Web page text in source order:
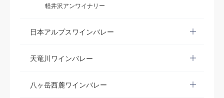
軽井沢アンワイナリー
日本アルプスワインバレー
天竜川ワインバレー
八ヶ岳西麓ワインバレー